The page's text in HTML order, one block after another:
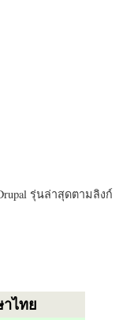
รุ่นล่าสุดตามลิงก์
ไทย